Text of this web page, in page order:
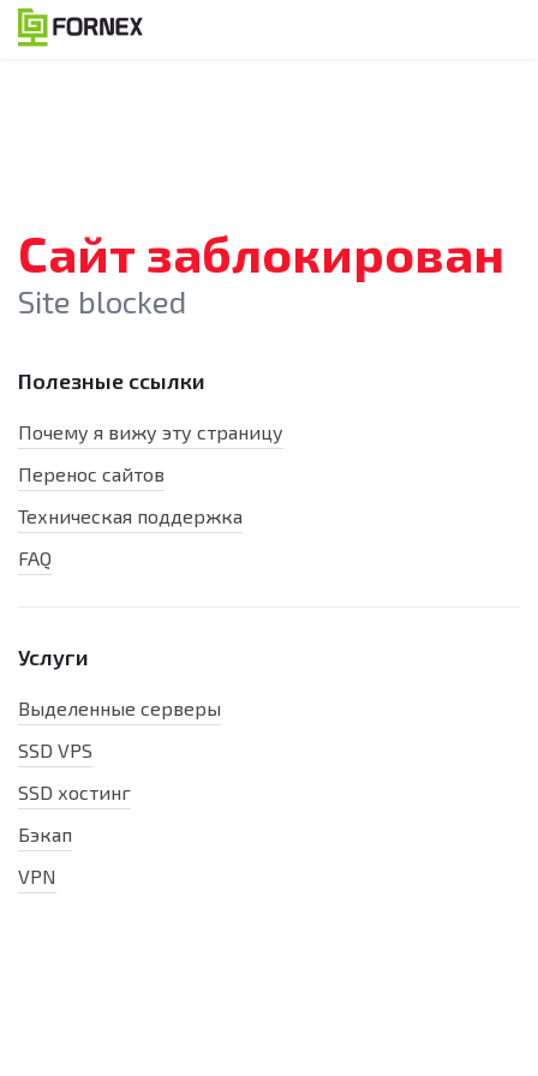
Сайт заблокирован
Site blocked
Полезные ссылки
Почему я вижу эту страницу
Перенос сайтов
Техническая поддержка
FAQ
Услуги
Выделенные серверы
SSD VPS
SSD хостинг
Бэкап
VPN